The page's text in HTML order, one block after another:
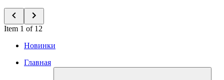
Item 1 of 12
Новинки
Главная